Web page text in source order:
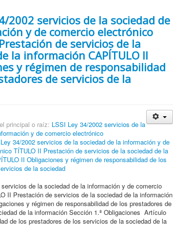
2002 servicios de la sociedad de
y de comercio electrónico
de servicios de la
la información CAPÍTULO II
y régimen de responsabilidad
de servicios de la
principal o raíz: LSSI Ley 34/2002 servicios de la
y de comercio electrónico
34/2002 servicios de la sociedad de la información y de
TÍTULO II Prestación de servicios de la sociedad de la
II Obligaciones y régimen de responsabilidad de los
de la sociedad
de la sociedad de la información y de comercio
II Prestación de servicios de la sociedad de la información
y régimen de responsabilidad de los prestadores de
de la información Sección 1.ª Obligaciones Artículo
de los prestadores de los servicios de la sociedad de la